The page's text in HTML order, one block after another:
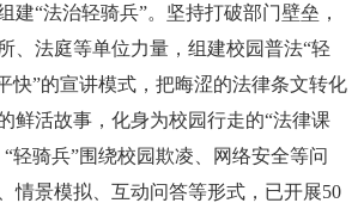
“法治轻骑兵”。坚持打破部门壁垒，
、法庭等单位力量，组建校园普法“轻
快”的宣讲模式，把晦涩的法律条文转化
鲜活故事，化身为校园行走的“法律课
轻骑兵”围绕校园欺凌、网络安全等问
情景模拟、互动问答等形式，已开展50